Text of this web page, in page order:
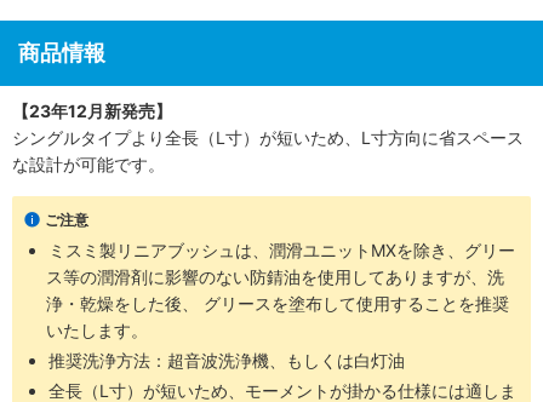
商品情報
【23年12月新発売】
シングルタイプより全長（L寸）が短いため、L寸方向に省スペース
な設計が可能です。
ご注意
ミスミ製リニアブッシュは、潤滑ユニットMXを除き、グリー
ス等の潤滑剤に影響のない防錆油を使用してありますが、洗
浄・乾燥をした後、 グリースを塗布して使用することを推奨
いたします。
推奨洗浄方法：超音波洗浄機、もしくは白灯油
全長（L寸）が短いため、モーメントが掛かる仕様には適しま